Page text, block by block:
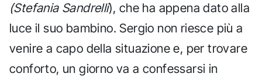
(Stefania Sandrelli), che ha appena dato alla
luce il suo bambino. Sergio non riesce più a
venire a capo della situazione e, per trovare
conforto, un giorno va a confessarsi in